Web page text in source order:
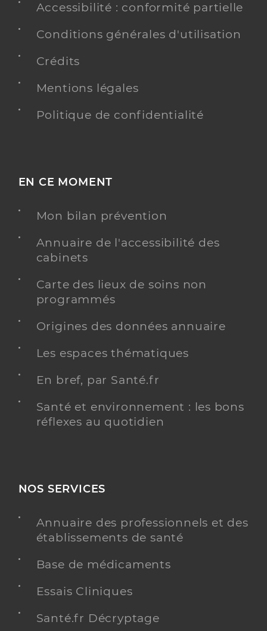
Accessibilité : conformité partielle
Conditions générales d'utilisation
Crédits
Mentions légales
Politique de confidentialité
EN CE MOMENT
Mon bilan prévention
Annuaire de l'accessibilité des
cabinets
Carte des lieux de soins non
programmés
Origines des données annuaire
Les espaces thématiques
En bref, par Santé.fr
Santé et environnement : les bons
réflexes au quotidien
NOS SERVICES
Annuaire des professionnels et des
établissements de santé
Base de médicaments
Essais Cliniques
Santé.fr Décryptage